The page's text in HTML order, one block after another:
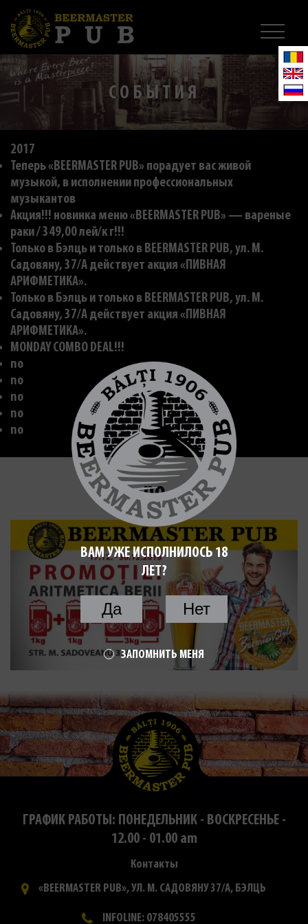
СОБЫТИЯ
2017
Теперь «BEERMASTER PUB» порадует вас живой
музыкой, в исполнении профессиональных
музыкантов
Акция!!! новинка меню «BEERMASTER PUB» — вареные
раки / 349,00 лей/к г!!!
Только в Бэлць и только в BEERMASTER PUB, ул. M.
Садовяну, 37/A действует акция «ПИВНАЯ
АРИФМЕТИКА».
Только в Бэлць и только в BEERMASTER PUB, ул. M.
Садовяну, 37/A действует акция «ПИВНАЯ
АРИФМЕТИКА».
MONDAY COMBO DEAL!!!
no
no
no
no
no
no
ГРАФИК РАБОТЫ: ПОНЕДЕЛЬНИК - ВОСКРЕСЕНЬЕ -
12.00 - 01.00 am
Контакты
«BEERMASTER PUB», УЛ. М. САДОВЯНУ 37/А, БЭЛЦЬ
INFOLINE: 078405555
ВАМ УЖЕ ИСПОЛНИЛОСЬ 18
ЛЕТ?
Да Нет
ЗАПОМНИТЬ МЕНЯ